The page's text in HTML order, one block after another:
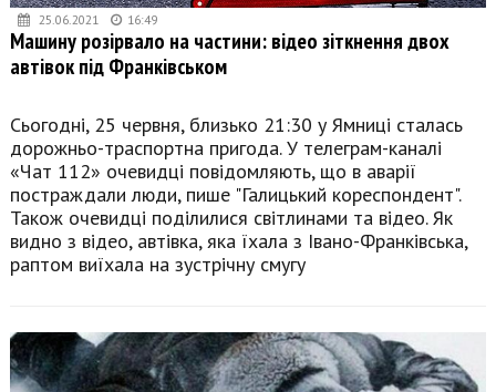
25.06.2021 16:49
Машину розірвало на частини: відео зіткнення двох
автівок під Франківськом
Сьогодні, 25 червня, близько 21:30 у Ямниці сталась
дорожньо-траспортна пригода. У телеграм-каналі
«Чат 112» очевидці повідомляють, що в аварії
постраждали люди, пише "Галицький кореспондент".
Також очевидці поділилися світлинами та відео. Як
видно з відео, автівка, яка їхала з Івано-Франківська,
раптом виїхала на зустрічну смугу